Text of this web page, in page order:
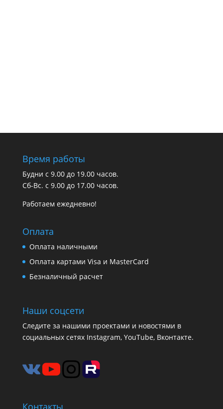
Время работы
Будни с 9.00 до 19.00 часов.
Сб-Вс. с 9.00 до 17.00 часов.
Работаем ежедневно!
Оплата
Оплата наличными
Оплата картами Visa и MasterCard
Безналичный расчет
Наши соцсети
Следите за нашими проектами и новостями в
социальных сетях Instagram, YouTube, Вконтакте.
Контакты